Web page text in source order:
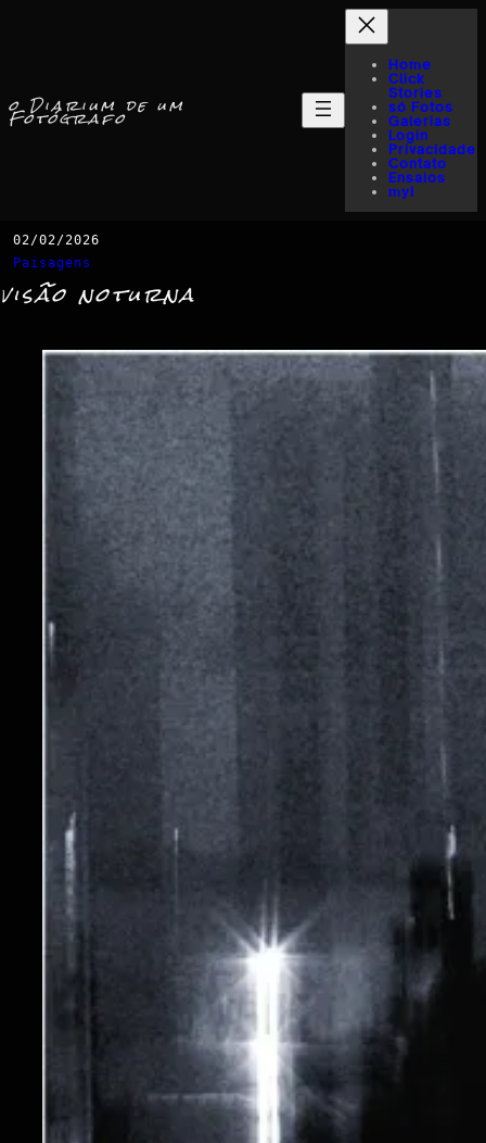
o Diarium de um
Fotógrafo
Home
Click
Stories
só Fotos
Galerias
Login
Privacidade
Contato
Ensaios
myI
02/02/2026
Paisagens
visão noturna